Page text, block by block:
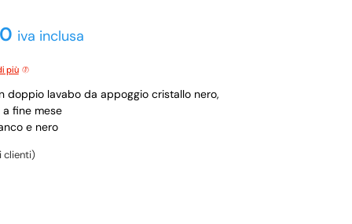
iva inclusa
più
doppio lavabo da appoggio cristallo nero,
fine mese
e nero
clienti)